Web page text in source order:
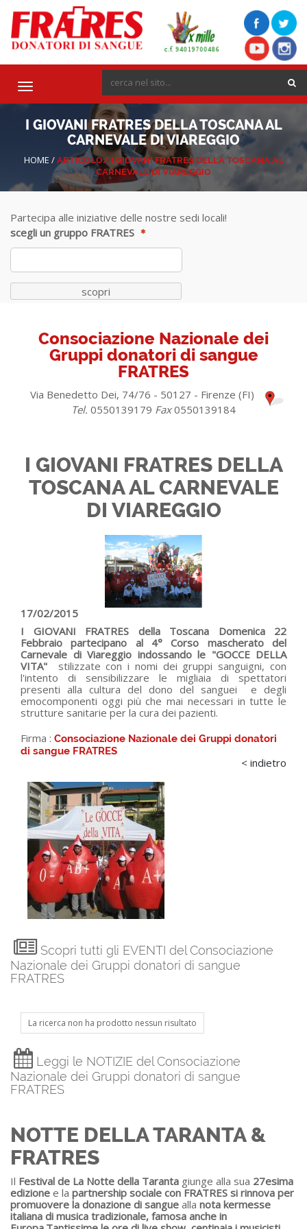
Toggle
I GIOVANI FRATRES DELLA TOSCANA AL
CARNEVALE DI VIAREGGIO
HOME / ARTICOLO/ I GIOVANI FRATRES DELLA TOSCANA AL
CARNEVALE DI VIAREGGIO
Partecipa alle iniziative delle nostre sedi locali!
scegli un gruppo FRATRES
scopri
Consociazione Nazionale dei
Gruppi donatori di sangue
FRATRES
Via Benedetto Dei, 74/76 - 50127 - Firenze (FI)
Tel. 0550139179 Fax0550139184
I GIOVANI FRATRES DELLA
TOSCANA AL CARNEVALE
DI VIAREGGIO
17/02/2015
I GIOVANI FRATRES della Toscana Domenica 22
Febbraio partecipano al 4° Corso mascherato del
Carnevale di Viareggio indossando le "GOCCE DELLA
VITA" stilizzate con i nomi dei gruppi sanguigni, con
l'intento di sensibilizzare le migliaia di spettatori
presenti alla cultura del dono del sanguei e degli
emocomponenti oggi più che mai necessari in tutte le
strutture sanitarie per la cura dei pazienti.
Firma : Consociazione Nazionale dei Gruppi donatori
di sangue FRATRES
< indietro
Scopri tutti gli EVENTI del Consociazione
Nazionale dei Gruppi donatori di sangue
FRATRES
La ricerca non ha prodotto nessun risultato
Leggi le NOTIZIE del Consociazione
Nazionale dei Gruppi donatori di sangue
FRATRES
NOTTE DELLA TARANTA &
FRATRES
Il Festival de La Notte della Taranta giunge alla sua 27esima
edizione e la partnership sociale con FRATRES si rinnova per
promuovere la donazione di sangue alla nota kermesse
italiana di musica tradizionale, famosa anche in